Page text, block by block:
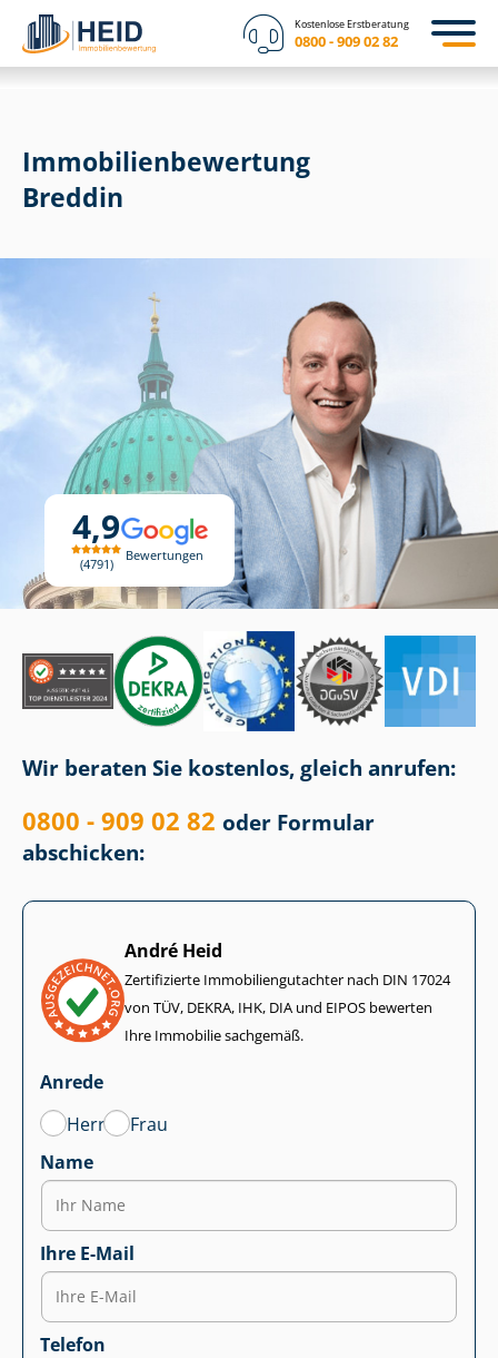
Kostenlose Erstberatung
0800 - 909 02 82
4,9
4791
Bewertungen
Immobilien­bewertung
Breddin
Wir beraten Sie kostenlos, gleich anrufen:
0800 - 909 02 82 oder Formular
abschicken:
André Heid
Zertifizierte Im­mo­bi­li­en­gut­ach­ter nach DIN 17024
von TÜV, DEKRA, IHK, DIA und EIPOS bewerten
Ihre Immobilie sachgemäß.
Anrede
Herr
Frau
Name
Ihre E-Mail
Telefon